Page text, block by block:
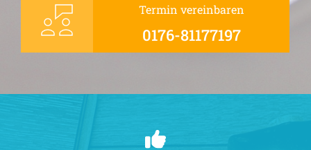
Termin vereinbaren
0176-81177197